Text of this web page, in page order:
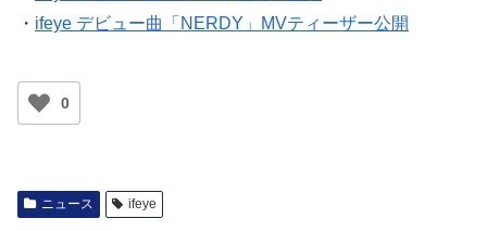
・ ifeye デビュー曲「NERDY」MVティーザー公開
0
ニュース ifeye